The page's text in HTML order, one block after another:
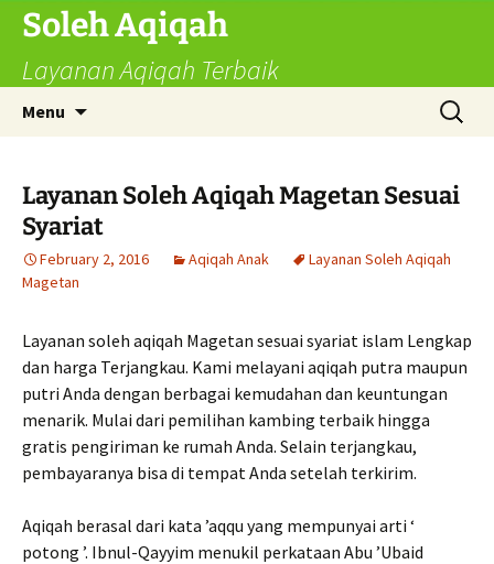
Skip
content
Soleh Aqiqah
Layanan Aqiqah Terbaik
Menu
Search
for:
Layanan Soleh Aqiqah Magetan Sesuai
Syariat
February 2, 2016 Aqiqah Anak
Layanan Soleh Aqiqah
Magetan
Layanan soleh aqiqah Magetan sesuai syariat islam Lengkap
dan harga Terjangkau. Kami melayani aqiqah putra maupun
putri Anda dengan berbagai kemudahan dan keuntungan
menarik. Mulai dari pemilihan kambing terbaik hingga
gratis pengiriman ke rumah Anda. Selain terjangkau,
pembayaranya bisa di tempat Anda setelah terkirim.
Aqiqah berasal dari kata ’aqqu yang mempunyai arti ‘
potong ’. Ibnul-Qayyim menukil perkataan Abu ’Ubaid